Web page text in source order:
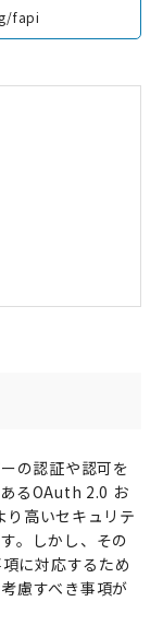
fapi
の認証や認可を
るOAuth 2.0 お
り高いセキュリテ
。しかし、その
に対応するため
慮すべき事項が